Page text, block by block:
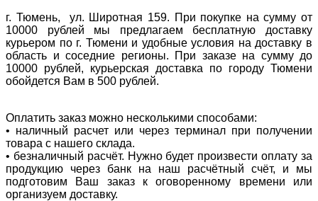
г. Тюмень, ул. Широтная 159. При покупке на сумму от
10000 рублей мы предлагаем бесплатную доставку
курьером по г. Тюмени и удобные условия на доставку в
область и соседние регионы. При заказе на сумму до
10000 рублей, курьерская доставка по городу Тюмени
обойдется Вам в 500 рублей.
Оплатить заказ можно несколькими способами:
• наличный расчет или через терминал при получении
товара с нашего склада.
• безналичный расчёт. Нужно будет произвести оплату за
продукцию через банк на наш расчётный счёт, и мы
подготовим Ваш заказ к оговоренному времени или
организуем доставку.